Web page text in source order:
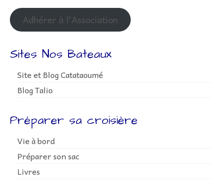
Adhérer à l’association
Adhésion – Coût Sorties
Préparatifs
Liens
Adhérer à l'Association
Sites Nos Bateaux
Site et Blog Catataoumé
Blog Talio
Préparer sa croisière
Vie à bord
Préparer son sac
Livres